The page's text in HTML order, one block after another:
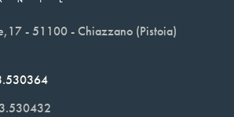
- 51100 - Chiazzano (Pistoia)